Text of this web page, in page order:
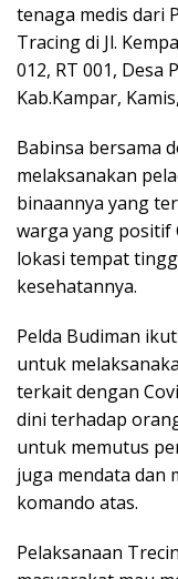
tenaga medis dari
Tracing di Jl.
012, RT 001, Desa
Kab.Kampar,
Babinsa bersama
melaksanakan
binaannya yang
warga yang positif
lokasi tempat
kesehatannya.
Pelda Budiman
untuk
terkait dengan
dini terhadap
untuk memutus
juga mendata dan
komando atas.
Pelaksanaan